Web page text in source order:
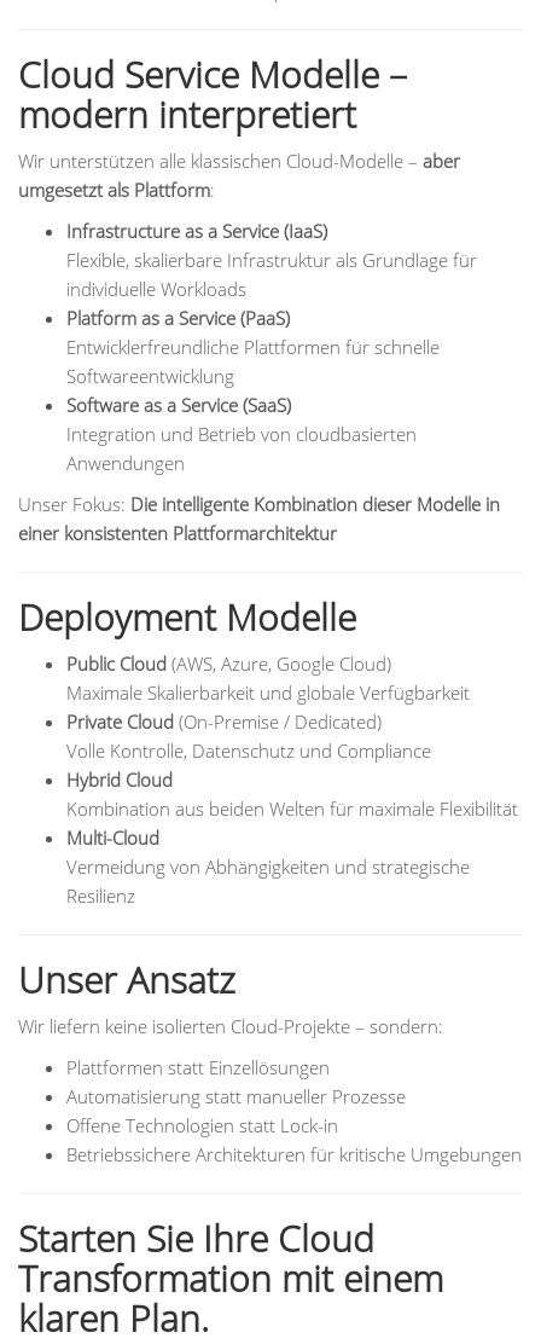
Cloud Service Modelle –
modern interpretiert
Wir unterstützen alle klassischen Cloud-Modelle – aber
umgesetzt als Plattform:
Infrastructure as a Service (IaaS)
Flexible, skalierbare Infrastruktur als Grundlage für
individuelle Workloads
Platform as a Service (PaaS)
Entwicklerfreundliche Plattformen für schnelle
Softwareentwicklung
Software as a Service (SaaS)
Integration und Betrieb von cloudbasierten
Anwendungen
Unser Fokus: Die intelligente Kombination dieser Modelle in
einer konsistenten Plattformarchitektur
Deployment Modelle
Public Cloud (AWS, Azure, Google Cloud)
Maximale Skalierbarkeit und globale Verfügbarkeit
Private Cloud (On-Premise / Dedicated)
Volle Kontrolle, Datenschutz und Compliance
Hybrid Cloud
Kombination aus beiden Welten für maximale Flexibilität
Multi-Cloud
Vermeidung von Abhängigkeiten und strategische
Resilienz
Unser Ansatz
Wir liefern keine isolierten Cloud-Projekte – sondern:
Plattformen statt Einzellösungen
Automatisierung statt manueller Prozesse
Offene Technologien statt Lock-in
Betriebssichere Architekturen für kritische Umgebungen
Starten Sie Ihre Cloud
Transformation mit einem
klaren Plan.